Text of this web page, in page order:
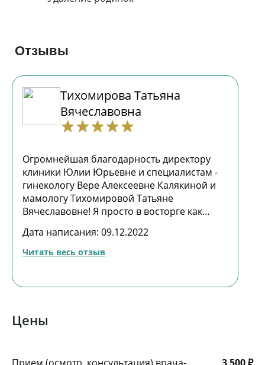
Отзывы
Тихомирова Татьяна
Вячеславовна
Огромнейшая благодарность директору
клиники Юлии Юрьевне и специалистам -
гинекологу Вере Алексеевне Калякиной и
мамологу Тихомировой Татьяне
Вячеславовне! Я просто в восторге как
пониманием отнеслись к моей непростой
ситуации. Уделили свое время и внимание
состояние здоровья очень непростое и как
одному человеку. И человечку:) Как
хорошо, что есть такие люди и такие врачи!
Дата написания: 09.12.2022
Читать весь отзыв
Цены